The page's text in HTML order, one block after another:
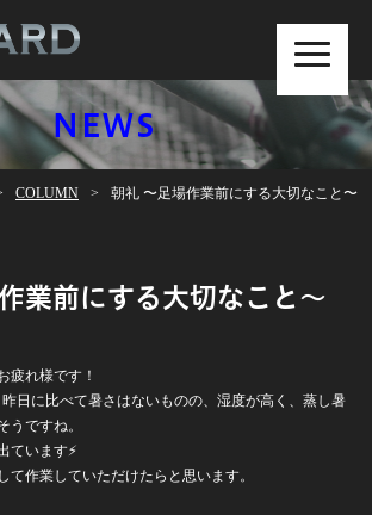
NEWS
COLUMN 朝礼 〜足場作業前にする大切なこと〜
業前にする大切なこと〜
疲れ様です！
日に比べて暑さはないものの、湿度が高く、蒸し暑
うですね。
ています⚡
て作業していただけたらと思います。